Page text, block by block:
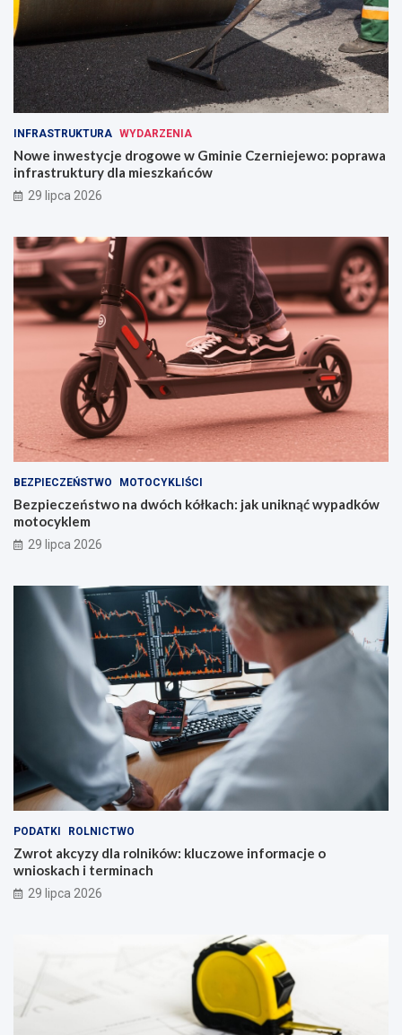
INFRASTRUKTURA WYDARZENIA
Nowe inwestycje drogowe w Gminie Czerniejewo: poprawa
infrastruktury dla mieszkańców
29 lipca 2026
BEZPIECZEŃSTWO MOTOCYKLIŚCI
Bezpieczeństwo na dwóch kółkach: jak uniknąć wypadków
motocyklem
29 lipca 2026
PODATKI ROLNICTWO
Zwrot akcyzy dla rolników: kluczowe informacje o
wnioskach i terminach
29 lipca 2026